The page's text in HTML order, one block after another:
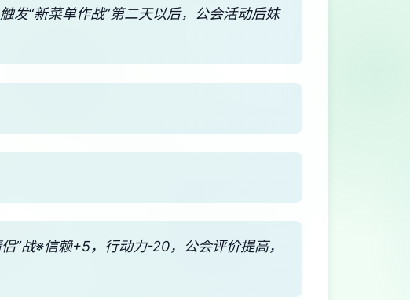
发“新菜单作战”第二天以后，公会活动后妹
”战※信赖+5，行动力-20，公会评价提高，